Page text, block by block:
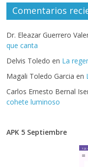
Comentarios
Dr. Eleazar Guerrero
que canta
Delvis Toledo en La
Magali Toledo Garcia en
Carlos Ernesto Bernal
cohete luminoso
APK 5 Septiembre